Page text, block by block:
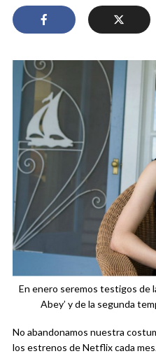
En enero seremos testigos de
Abey’ y de la segunda
No abandonamos nuestra
los estrenos de Netflix cada